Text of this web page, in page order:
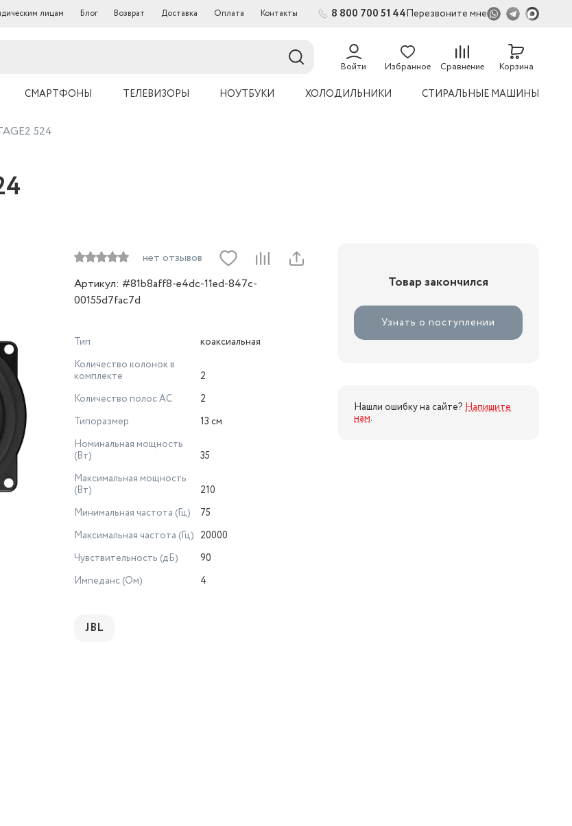
лицам Блог Возврат Доставка Оплата Контакты 8 800 700 51 44Перезвоните мне
Войти Избранное Сравнение
54
Корзина
СМАРТФОНЫ ТЕЛЕВИЗОРЫ НОУТБУКИ ХОЛОДИЛЬНИКИ СТИРАЛЬНЫЕ МАШИНЫ
524
нет отзывов
Артикул: #81b8aff8-e4dc-11ed-847c-
00155d7fac7d
Тип
коаксиальная
Количество колонок в
комплекте
2
Количество полос AC
2
Типоразмер
13 см
Номинальная мощность
(Вт)
35
Максимальная мощность
(Вт)
210
Минимальная частота (Гц)
75
Максимальная частота (Гц) 20000
Чувствительность (дБ)
90
Импеданс (Ом)
4
JBL
Товар закончился
Узнать о поступлении
Нашли ошибку на сайте? Напишите
нам.